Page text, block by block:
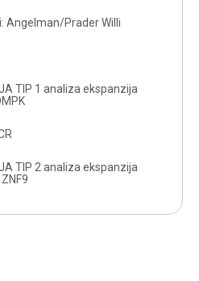
Angelman/Prader Willi
TIP 1 analiza ekspanzija
TIP 2 analiza ekspanzija